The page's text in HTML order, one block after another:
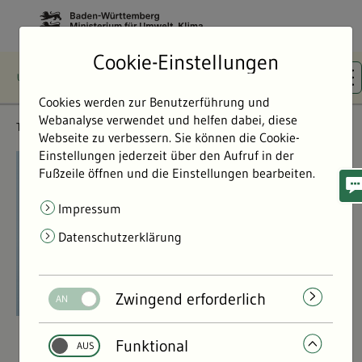
Themen Flächen- & Artenschutz
©
Flächen- & Artenschutz
Cookie-Einstellungen
Cookies werden zur Benutzerführung und
Webanalyse verwendet und helfen dabei, diese
Webseite zu verbessern. Sie können die Cookie-
Einstellungen jederzeit über den Aufruf in der
Fußzeile öffnen und die Einstellungen bearbeiten.
Impressum
Datenschutzerklärung
Zwingend erforderlich
Funktional